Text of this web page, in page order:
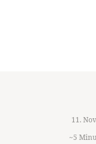
11.
~5